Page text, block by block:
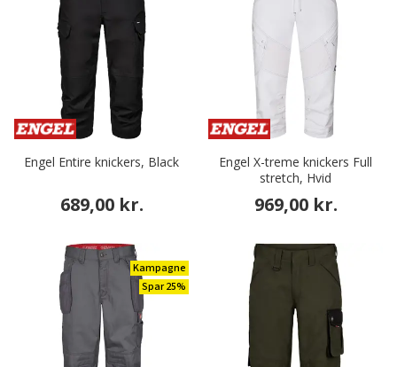
Engel Entire knickers, Black
689,00 kr.
Engel X-treme knickers Full
stretch, Hvid
969,00 kr.
Kampagne
Spar 25%